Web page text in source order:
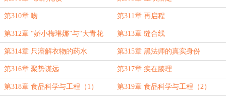
第310章 吻 第311章 再启程
第312章 “娇小梅琳娜”与“大青花
鱼”号
第313章 缝合线
第314章 只溶解衣物的药水 第315章 黑法师的真实身份
第316章 聚势谋远 第317章 疾在腠理
第318章 食品科学与工程（1） 第319章 食品科学与工程（2）